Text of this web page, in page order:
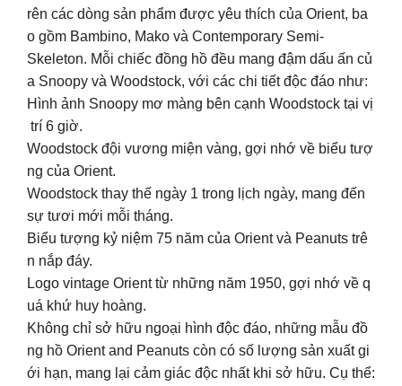
rên các dòng sản phẩm được yêu thích của Orient, ba
o gồm Bambino, Mako và Contemporary Semi-
Skeleton. Mỗi chiếc đồng hồ đều mang đậm dấu ấn củ
a Snoopy và Woodstock, với các chi tiết độc đáo như:
Hình ảnh Snoopy mơ màng bên cạnh Woodstock tại vị
trí 6 giờ.
Woodstock đội vương miện vàng, gợi nhớ về biểu tượ
ng của Orient.
Woodstock thay thế ngày 1 trong lịch ngày, mang đến
sự tươi mới mỗi tháng.
Biểu tượng kỷ niệm 75 năm của Orient và Peanuts trê
n nắp đáy.
️Logo vintage Orient từ những năm 1950, gợi nhớ về q
uá khứ huy hoàng.
Không chỉ sở hữu ngoại hình độc đáo, những mẫu đồ
ng hồ Orient and Peanuts còn có số lượng sản xuất gi
ới hạn, mang lại cảm giác độc nhất khi sở hữu. Cụ thể: